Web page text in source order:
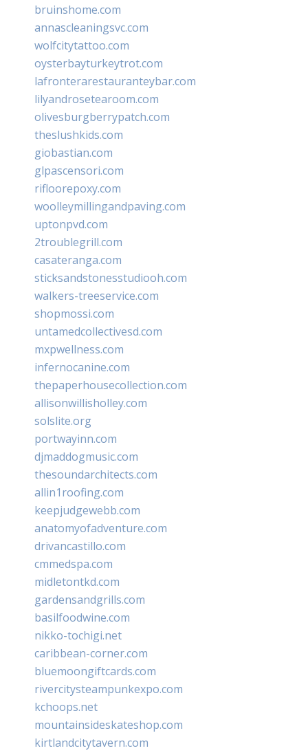
bruinshome.com
annascleaningsvc.com
wolfcitytattoo.com
oysterbayturkeytrot.com
lafronterarestauranteybar.com
lilyandrosetearoom.com
olivesburgberrypatch.com
theslushkids.com
giobastian.com
glpascensori.com
rifloorepoxy.com
woolleymillingandpaving.com
uptonpvd.com
2troublegrill.com
casateranga.com
sticksandstonesstudiooh.com
walkers-treeservice.com
shopmossi.com
untamedcollectivesd.com
mxpwellness.com
infernocanine.com
thepaperhousecollection.com
allisonwillisholley.com
solslite.org
portwayinn.com
djmaddogmusic.com
thesoundarchitects.com
allin1roofing.com
keepjudgewebb.com
anatomyofadventure.com
drivancastillo.com
cmmedspa.com
midletontkd.com
gardensandgrills.com
basilfoodwine.com
nikko-tochigi.net
caribbean-corner.com
bluemoongiftcards.com
rivercitysteampunkexpo.com
kchoops.net
mountainsideskateshop.com
kirtlandcitytavern.com